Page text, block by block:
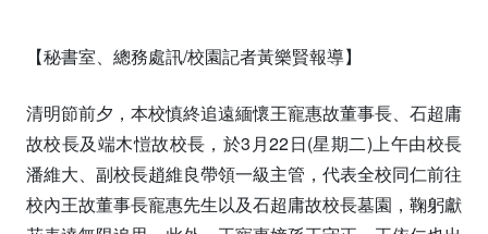
【秘書室、總務處訊/校園記者黃樂賢報導】
清明節前夕，本校慎終追遠緬懷王寵惠故董事長、石超庸
故校長及端木愷故校長，於3月22日(星期二)上午由校長
潘維大、副校長趙維良帶領一級主管，代表全校同仁前往
校內王故董事長寵惠先生以及石超庸故校長墓園，鞠躬獻